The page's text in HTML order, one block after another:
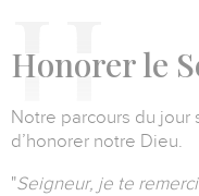
Honorer le
Notre parcours du jour
d’honorer notre Dieu.
"Seigneur, je te